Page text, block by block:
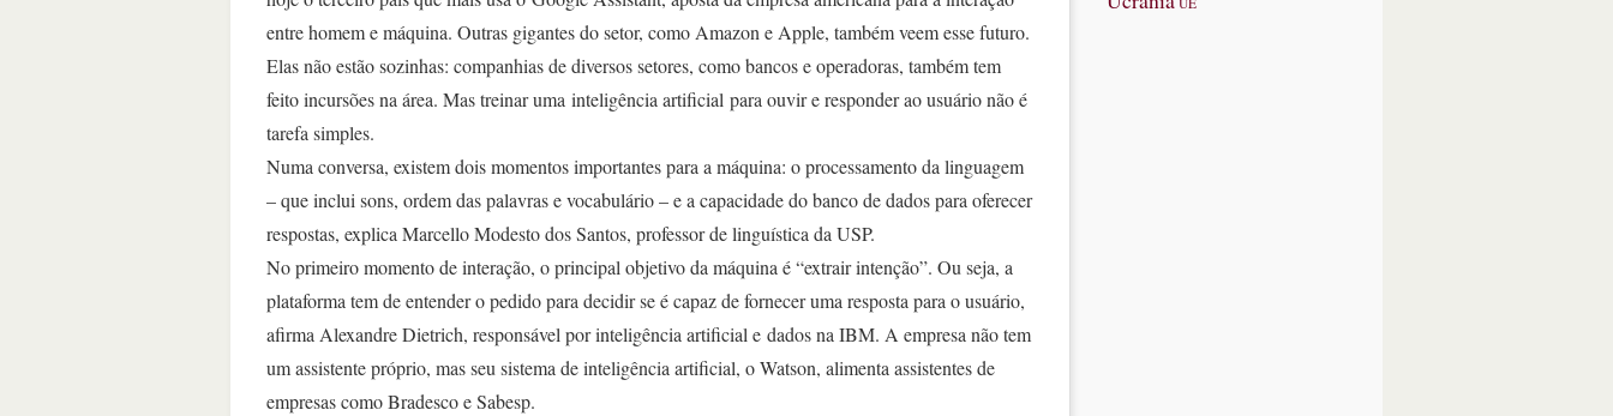
entre homem e máquina. Outras gigantes do setor, como Amazon e Apple, também veem esse futuro.
Elas não estão sozinhas: companhias de diversos setores, como bancos e operadoras, também tem
feito incursões na área. Mas treinar uma inteligência artificial para ouvir e responder ao usuário não é
tarefa simples.
Numa conversa, existem dois momentos importantes para a máquina: o processamento da linguagem
– que inclui sons, ordem das palavras e vocabulário – e a capacidade do banco de dados para oferecer
respostas, explica Marcello Modesto dos Santos, professor de linguística da USP.
No primeiro momento de interação, o principal objetivo da máquina é “extrair intenção”. Ou seja, a
plataforma tem de entender o pedido para decidir se é capaz de fornecer uma resposta para o usuário,
afirma Alexandre Dietrich, responsável por inteligência artificial e dados na IBM. A empresa não tem
um assistente próprio, mas seu sistema de inteligência artificial, o Watson, alimenta assistentes de
empresas como Bradesco e Sabesp.